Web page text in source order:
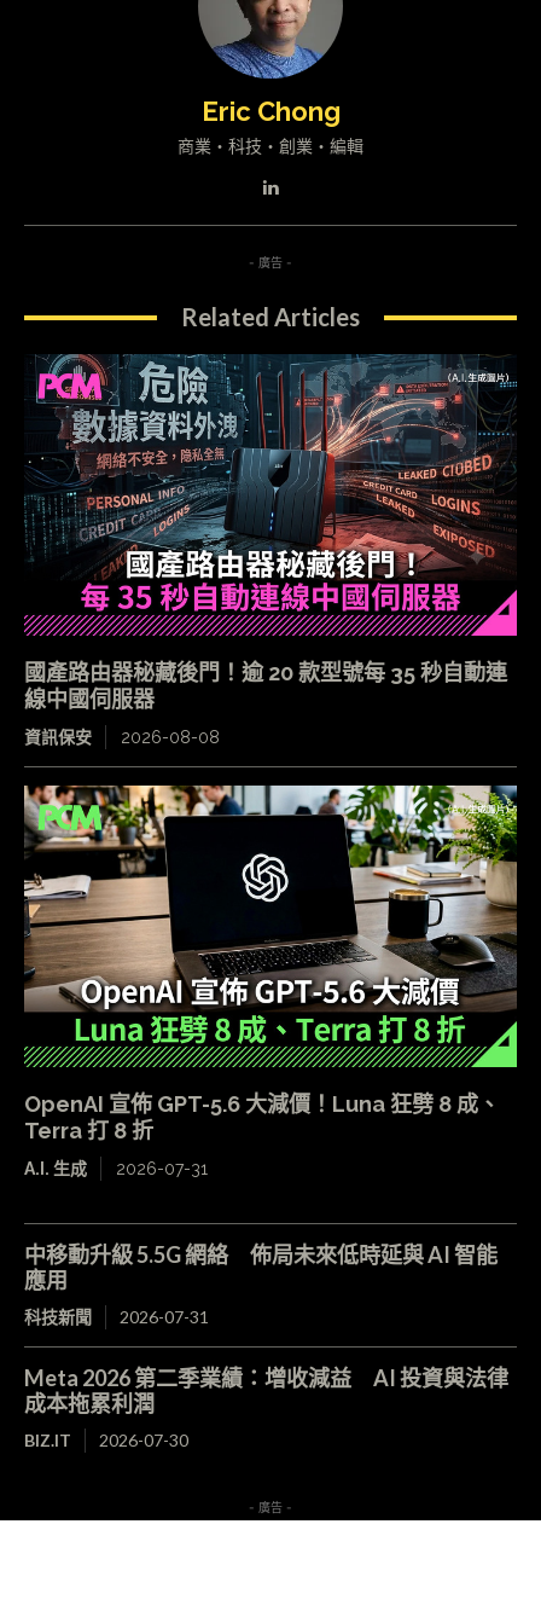
Eric Chong
商業・科技・創業・編輯
- 廣告 -
Related Articles
國產路由器秘藏後門！逾 20 款型號每 35 秒自動連
線中國伺服器
資訊保安 2026-08-08
OpenAI 宣佈 GPT-5.6 大減價！Luna 狂劈 8 成、
Terra 打 8 折
A.I. 生成 2026-07-31
中移動升級 5.5G 網絡 佈局未來低時延與 AI 智能
應用
科技新聞 2026-07-31
Meta 2026 第二季業績：增收減益 AI 投資與法律
成本拖累利潤
BIZ.IT 2026-07-30
- 廣告 -